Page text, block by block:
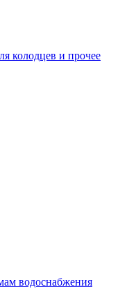
колодцев и прочее
водоснабжения